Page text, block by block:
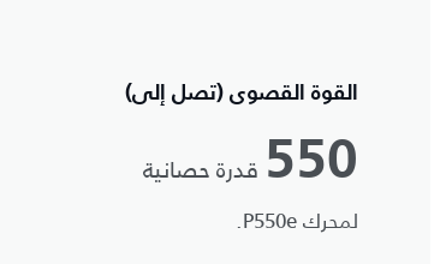
القوة القصوى (تصل إلى)
550 قدرة حصانية
لمحرك P550e.